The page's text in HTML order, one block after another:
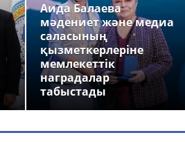
Аида Балаева
мәдениет және медиа
саласының
қызметкерлеріне
мемлекеттік
наградалар
табыстады